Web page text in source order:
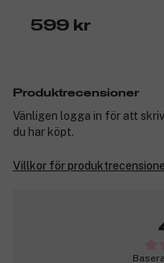
599 kr
Produktrecensioner
Vänligen logga in för att
du har köpt.
Villkor för